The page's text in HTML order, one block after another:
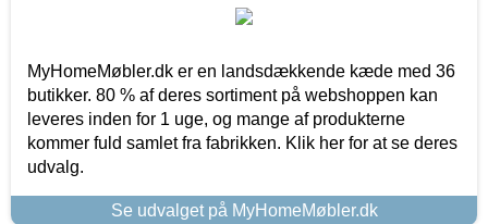
MyHomeMøbler.dk er en landsdækkende kæde med 36
butikker. 80 % af deres sortiment på webshoppen kan
leveres inden for 1 uge, og mange af produkterne
kommer fuld samlet fra fabrikken. Klik her for at se deres
udvalg.
Se udvalget på MyHomeMøbler.dk